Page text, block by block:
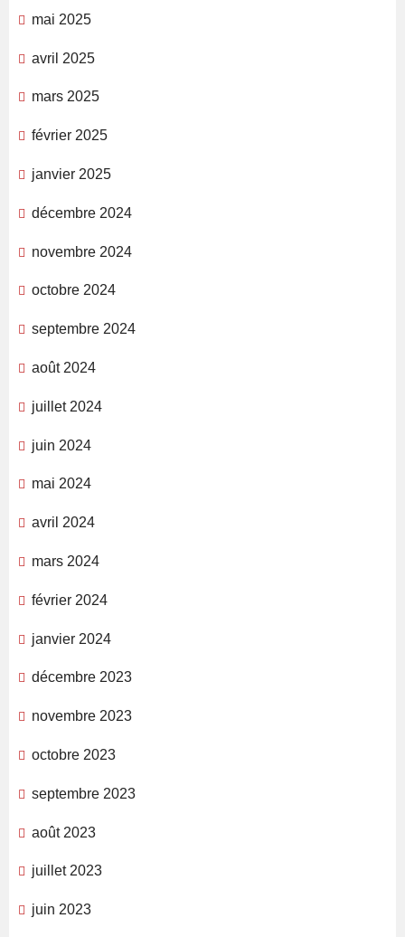
mai 2025
avril 2025
mars 2025
février 2025
janvier 2025
décembre 2024
novembre 2024
octobre 2024
septembre 2024
août 2024
juillet 2024
juin 2024
mai 2024
avril 2024
mars 2024
février 2024
janvier 2024
décembre 2023
novembre 2023
octobre 2023
septembre 2023
août 2023
juillet 2023
juin 2023